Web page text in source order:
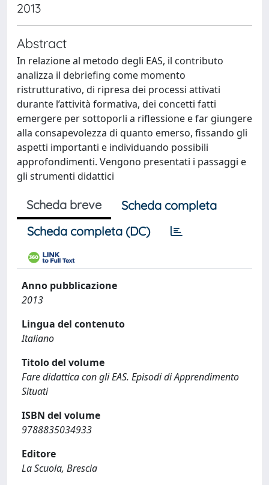
2013
Abstract
In relazione al metodo degli EAS, il contributo
analizza il debriefing come momento
ristrutturativo, di ripresa dei processi attivati
durante l’attività formativa, dei concetti fatti
emergere per sottoporli a riflessione e far giungere
alla consapevolezza di quanto emerso, fissando gli
aspetti importanti e individuando possibili
approfondimenti. Vengono presentati i passaggi e
gli strumenti didattici
Scheda breve
Scheda completa
Scheda completa (DC)
Anno pubblicazione
2013
Lingua del contenuto
Italiano
Titolo del volume
Fare didattica con gli EAS. Episodi di Apprendimento
Situati
ISBN del volume
9788835034933
Editore
La Scuola, Brescia